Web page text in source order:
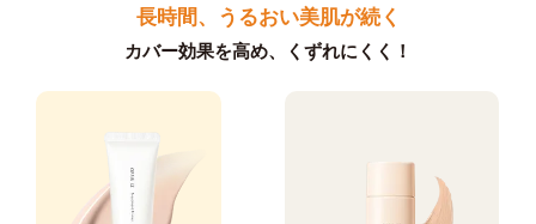
長時間、うるおい美肌が続く
カバー効果を高め、くずれにくく！